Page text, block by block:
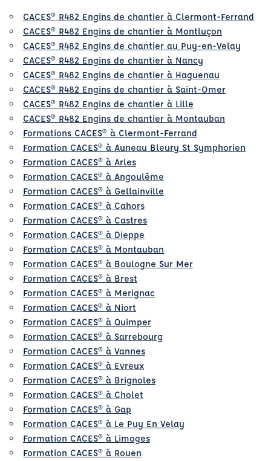
CACES® R482 Engins de chantier à Clermont-Ferrand
CACES® R482 Engins de chantier à Montluçon
CACES® R482 Engins de chantier au Puy-en-Velay
CACES® R482 Engins de chantier à Nancy
CACES® R482 Engins de chantier à Haguenau
CACES® R482 Engins de chantier à Saint-Omer
CACES® R482 Engins de chantier à Lille
CACES® R482 Engins de chantier à Montauban
Formations CACES® à Clermont-Ferrand
Formation CACES® à Auneau Bleury St Symphorien
Formation CACES® à Arles
Formation CACES® à Angoulême
Formation CACES® à Gellainville
Formation CACES® à Cahors
Formation CACES® à Castres
Formation CACES® à Dieppe
Formation CACES® à Montauban
Formation CACES® à Boulogne Sur Mer
Formation CACES® à Brest
Formation CACES® à Merignac
Formation CACES® à Niort
Formation CACES® à Quimper
Formation CACES® à Sarrebourg
Formation CACES® à Vannes
Formation CACES® à Evreux
Formation CACES® à Brignoles
Formation CACES® à Cholet
Formation CACES® à Gap
Formation CACES® à Le Puy En Velay
Formation CACES® à Limoges
Formation CACES® à Rouen